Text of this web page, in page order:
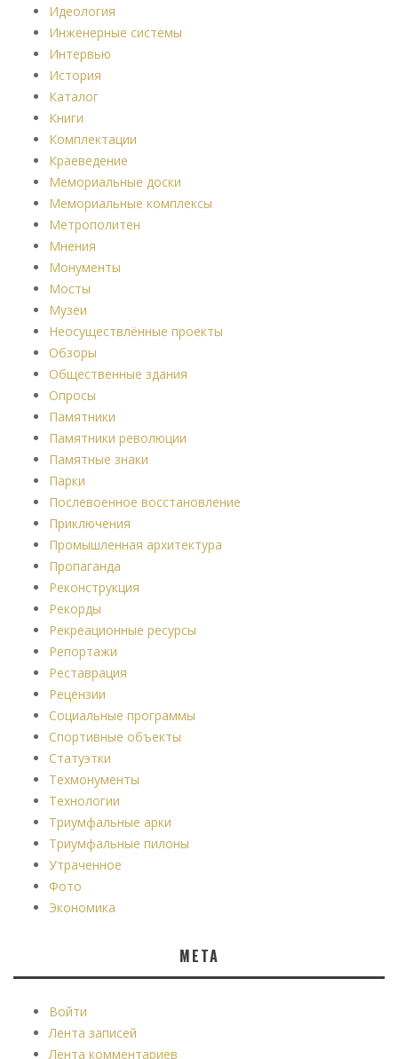
Идеология
Инженерные системы
Интервью
История
Каталог
Книги
Комплектации
Краеведение
Мемориальные доски
Мемориальные комплексы
Метрополитен
Мнения
Монументы
Мосты
Музеи
Неосуществлённые проекты
Обзоры
Общественные здания
Опросы
Памятники
Памятники революции
Памятные знаки
Парки
Послевоенное восстановление
Приключения
Промышленная архитектура
Пропаганда
Реконструкция
Рекорды
Рекреационные ресурсы
Репортажи
Реставрация
Рецензии
Социальные программы
Спортивные объекты
Статуэтки
Техмонументы
Технологии
Триумфальные арки
Триумфальные пилоны
Утраченное
Фото
Экономика
МЕТА
Войти
Лента записей
Лента комментариев